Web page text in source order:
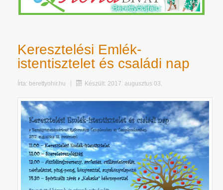
Keresztelési Emlék-
istentisztelet és családi nap
Írta: berettyohir.hu Készült: 2017. augusztus 03.